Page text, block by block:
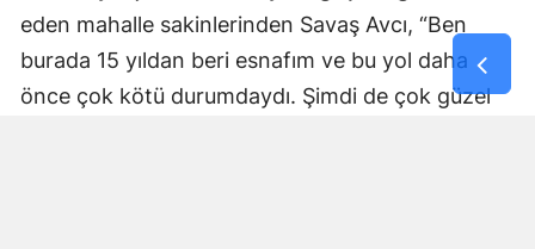
eden mahalle sakinlerinden Savaş Avcı, “Ben
burada 15 yıldan beri esnafım ve bu yol daha
önce çok kötü durumdaydı. Şimdi de çok güzel